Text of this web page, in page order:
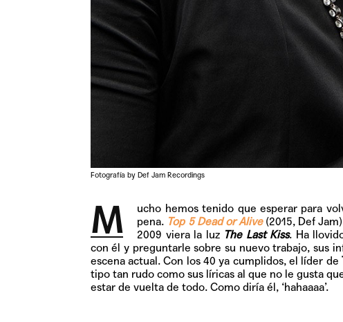
Fotografía by Def Jam Recordings
M ucho hemos tenido que esperar para
pena. Top 5 Dead or Alive (2015, Def
2009 viera la luz The Last Kiss. Ha
con él y preguntarle sobre su nuevo trabajo, sus
escena actual. Con los 40 ya cumplidos, el líder de
tipo tan rudo como sus líricas al que no le gusta
estar de vuelta de todo. Como diría él, ‘hahaaaa’.